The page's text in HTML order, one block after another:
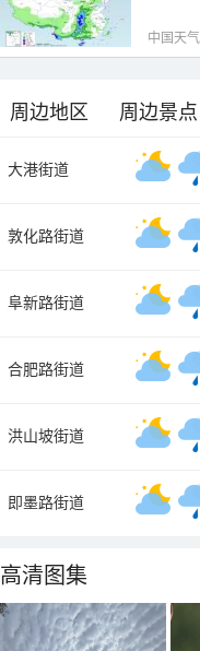
中国天
周边地区 周边景点
大港街道
敦化路街道
阜新路街道
合肥路街道
洪山坡街道
即墨路街道
高清图集